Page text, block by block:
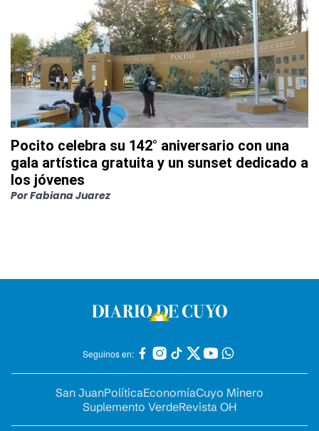
Pocito celebra su 142° aniversario con una
gala artística gratuita y un sunset dedicado a
los jóvenes
PorFabiana Juarez
Seguinos en:
San JuanPolíticaEconomíaCuyo Minero
Suplemento VerdeRevista OH